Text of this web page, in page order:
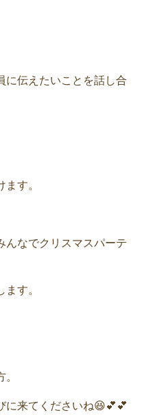
に伝えたいことを話し合
す。
んなでクリスマスパーテ
す。
に来てくださいね😆💕💕